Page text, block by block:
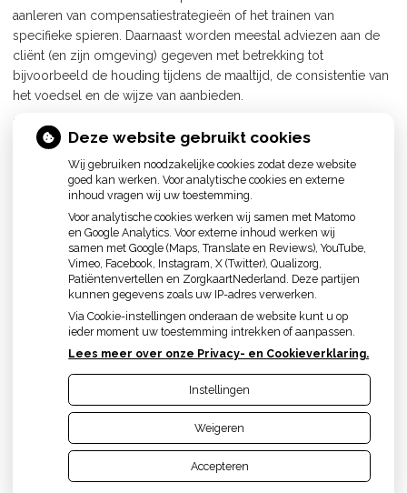
aanleren van compensatiestrategieën of het trainen van
specifieke spieren. Daarnaast worden meestal adviezen aan de
cliënt (en zijn omgeving) gegeven met betrekking tot
bijvoorbeeld de houding tijdens de maaltijd, de consistentie van
het voedsel en de wijze van aanbieden.
De resultaten van de slikbehandeling zijn in grote mate
afhankelijk van de ernst en aard van de stoornis. Soms blijven er
beperkingen bestaan, waardoor bijvoorbeeld een bepaalde
voedselbereiding noodzakelijk is. Of dat bepaalde
voedingsmiddelen niet meer geslikt kunnen worden. De nadruk
van de logopedische behandeling zal dan liggen op het zo
aangenaam mogelijk maken van de eet- en drinkmomenten.
Nederlandse Vereniging voor Logopedie en Foniatrie
Uw Zorg Online
Privacy verklaring Cookie-instellingen
Deze website gebruikt cookies
Wij gebruiken noodzakelijke cookies zodat deze website
goed kan werken. Voor analytische cookies en externe
inhoud vragen wij uw toestemming.
Voor analytische cookies werken wij samen met Matomo
en Google Analytics. Voor externe inhoud werken wij
samen met Google (Maps, Translate en Reviews), YouTube,
Vimeo, Facebook, Instagram, X (Twitter), Qualizorg,
Patiëntenvertellen en ZorgkaartNederland. Deze partijen
kunnen gegevens zoals uw IP-adres verwerken.
Via Cookie-instellingen onderaan de website kunt u op
ieder moment uw toestemming intrekken of aanpassen.
Lees meer over onze Privacy- en Cookieverklaring.
Instellingen
Weigeren
Accepteren